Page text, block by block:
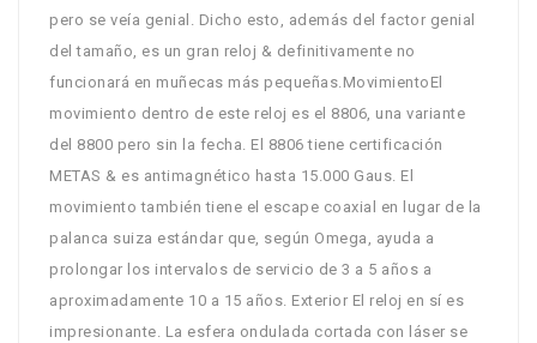
pero se veía genial. Dicho esto, además del factor genial
del tamaño, es un gran reloj & definitivamente no
funcionará en muñecas más pequeñas.MovimientoEl
movimiento dentro de este reloj es el 8806, una variante
del 8800 pero sin la fecha. El 8806 tiene certificación
METAS & es antimagnético hasta 15.000 Gaus. El
movimiento también tiene el escape coaxial en lugar de la
palanca suiza estándar que, según Omega, ayuda a
prolongar los intervalos de servicio de 3 a 5 años a
aproximadamente 10 a 15 años. Exterior El reloj en sí es
impresionante. La esfera ondulada cortada con láser se